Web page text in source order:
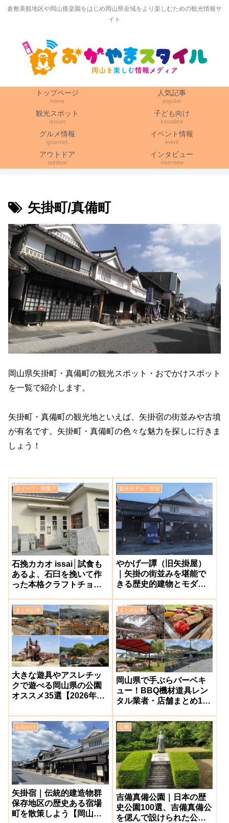
倉敷美観地区や岡山後楽園をはじめ岡山県全域をより楽しむための観光情報サ
イト
トップページ
home
人気記事
popular
観光スポット
leisure
子ども向け
kosodate
グルメ情報
gourmet
イベント情報
event
アウトドア
outdoor
インタビュー
interview
矢掛町/真備町
岡山県矢掛町・真備町の観光スポット・おでかけスポット
を一覧で紹介します。
矢掛町・真備町の観光地といえば、矢掛宿の街並みや古墳
が有名です。矢掛町・真備町の色々な魅力を探しに行きま
しょう！
スイーツ・和菓子
石挽カカオ issai│試食も
あるよ、石臼を挽いて作
った本格クラフトチョコ
町】
観光ホテル・民宿
やかげ一譚（旧矢掛屋）
｜矢掛の街並みを堪能で
きる歴史的建物とモダン
町】
まとめ記事
大きな遊具やアスレチッ
クで遊べる岡山県の公園
オススメ35選【2026年最
まとめ記事
岡山県で手ぶらバーベキ
ュー！BBQ機材道具レン
タル業者・店舗まとめ11
お出かけ
矢掛宿｜伝統的建造物群
保存地区の歴史ある宿場
町を散策しよう【岡山県
公園
吉備真備公園｜日本の歴
史公園100選、吉備真備公
を偲んで設けられた公園